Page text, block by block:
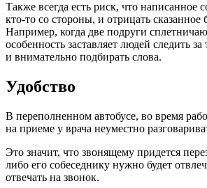
Также всегда есть риск, что написанное
кто-то со стороны, и отрицать сказанное
Например, когда две подруги
особенность заставляет людей следить
и внимательно подбирать слова.
Удобство
В переполненном автобусе, во время
на приеме у врача неуместно
Это значит, что звонящему придется
либо его собеседнику нужно будет
отвечать на звонок.